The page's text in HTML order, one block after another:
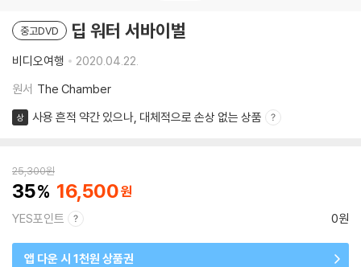
중고DVD 딥 워터 서바이벌
비디오여행
2020.04.22.
원서 The Chamber
상 사용 흔적 약간 있으나, 대체적으로 손상 없는 상품
25,300원
35 16,500
YES포인트 0원
앱 다운 시 1천원 상품권